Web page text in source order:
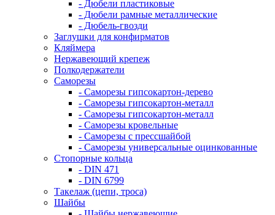
- Дюбели пластиковые
- Дюбели рамные металлические
- Дюбель-гвозди
Заглушки для конфирматов
Кляймера
Нержавеющий крепеж
Полкодержатели
Саморезы
- Саморезы гипсокартон-дерево
- Саморезы гипсокартон-металл
- Саморезы гипсокартон-металл
- Саморезы кровельные
- Саморезы с прессшайбой
- Саморезы универсальные оцинкованные
Стопорные кольца
- DIN 471
- DIN 6799
Такелаж (цепи, троса)
Шайбы